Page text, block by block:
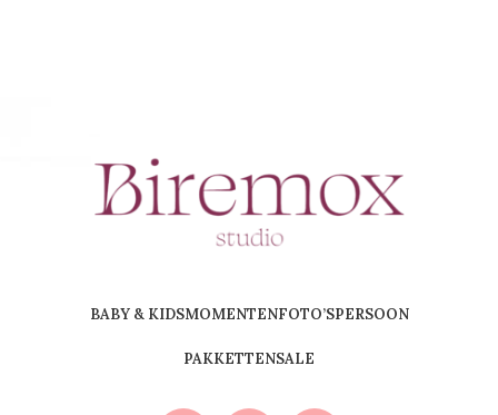
BABY & KIDSMOMENTENFOTO’SPERSOON
PAKKETTENSALE